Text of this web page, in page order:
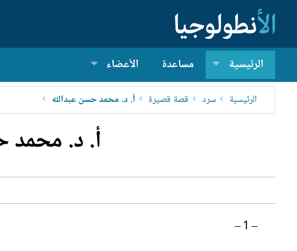
الرئيسية مساعدة الأعضاء
الرئيسية سرد قصة قصيرة أ. د. محمد حسن عبدالله
أ. د. محمد
– 1 –